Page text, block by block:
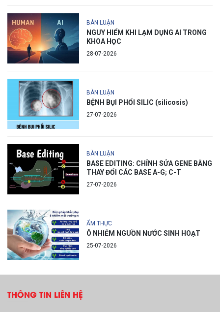
BÀN LUẬN
NGUY HIỂM KHI LẠM DỤNG AI TRONG
KHOA HỌC
28-07-2026
BÀN LUẬN
BỆNH BỤI PHỔI SILIC (silicosis)
27-07-2026
BÀN LUẬN
BASE EDITING: CHỈNH SỬA GENE BẰNG
THAY ĐỔI CÁC BASE A-G; C-T
27-07-2026
ẨM THỰC
Ô NHIỄM NGUỒN NƯỚC SINH HOẠT
25-07-2026
THÔNG TIN LIÊN HỆ